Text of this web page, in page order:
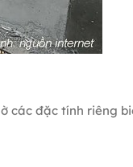
các đặc tính riêng